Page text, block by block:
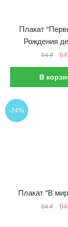
Плакат
Рождения
84₽ 64
В
-24%
Плакат “В
84₽ 64